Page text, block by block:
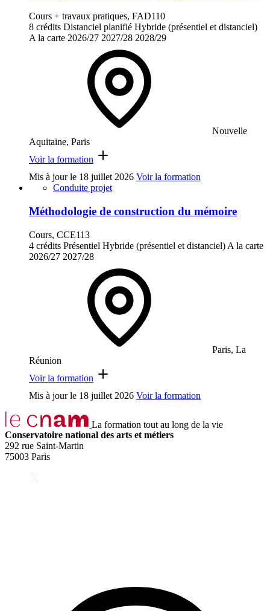
Cours + travaux pratiques, FAD110
8 crédits Distanciel planifié Hybride (présentiel et distanciel)
A la carte 2026/27 2027/28 2028/29
Nouvelle
Aquitaine, Paris
Voir la formation
Mis à jour le 18 juillet 2026 Voir la formation
Conduite projet
Méthodologie de construction du mémoire
Cours, CCE113
4 crédits Présentiel Hybride (présentiel et distanciel) A la carte
2026/27 2027/28
Paris, La
Réunion
Voir la formation
Mis à jour le 18 juillet 2026 Voir la formation
La formation tout au long de la vie
Conservatoire national des arts et métiers
292 rue Saint-Martin
75003 Paris